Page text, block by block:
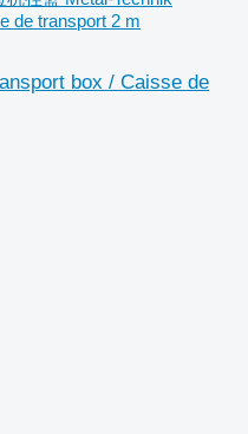
de transport 2 m
box / Caisse de